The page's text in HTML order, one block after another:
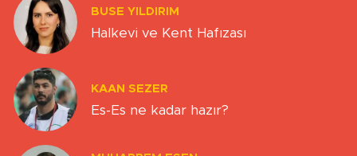
BUSE YILDIRIM
Halkevi ve Kent Hafızası
KAAN SEZER
Es-Es ne kadar hazır?